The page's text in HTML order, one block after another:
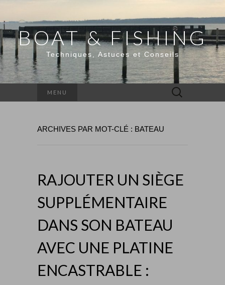
BOAT & FISHING
Techniques, Astuces et Conseils
MENU Rechercher :
ARCHIVES PAR MOT-CLÉ : BATEAU
RAJOUTER UN SIÈGE
SUPPLÉMENTAIRE
DANS SON BATEAU
AVEC UNE PLATINE
ENCASTRABLE :